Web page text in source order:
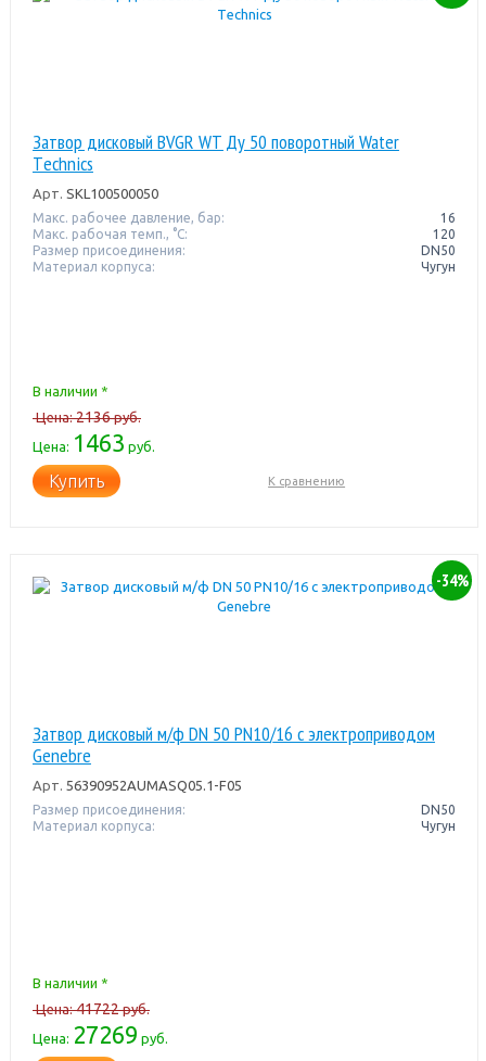
Затвор дисковый BVGR WT Ду 50 поворотный Water
Тechnics
Арт. SKL100500050
Макс. рабочее давление, бар:
16
Макс. рабочая темп., °С:
120
Размер присоединения:
DN50
Материал корпуса:
Чугун
В наличии *
Цена:2136руб.
Цена: 1463 руб.
Купить К сравнению
-34%
Затвор дисковый м/ф DN 50 PN10/16 с электроприводом
Genebre
Арт. 56390952AUMASQ05.1-F05
Размер присоединения:
DN50
Материал корпуса:
Чугун
В наличии *
Цена:41722руб.
Цена: 27269 руб.